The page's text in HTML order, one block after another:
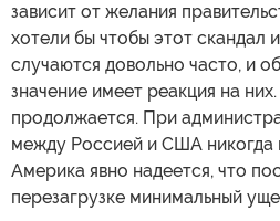
зависит от желания
хотели бы чтобы этот скандал
случаются довольно часто, и
значение имеет реакция на
продолжается. При
между Россией и США никогда
Америка явно надеется, что
перезагрузке минимальный